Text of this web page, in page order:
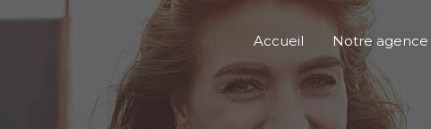
Accueil Notre agence